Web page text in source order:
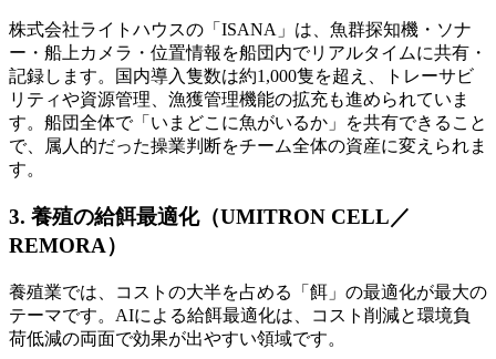
株式会社ライトハウスの「ISANA」は、魚群探知機・ソナ
ー・船上カメラ・位置情報を船団内でリアルタイムに共有・
記録します。国内導入隻数は約1,000隻を超え、トレーサビ
リティや資源管理、漁獲管理機能の拡充も進められていま
す。船団全体で「いまどこに魚がいるか」を共有できること
で、属人的だった操業判断をチーム全体の資産に変えられま
す。
3. 養殖の給餌最適化（UMITRON CELL／
REMORA）
養殖業では、コストの大半を占める「餌」の最適化が最大の
テーマです。AIによる給餌最適化は、コスト削減と環境負
荷低減の両面で効果が出やすい領域です。